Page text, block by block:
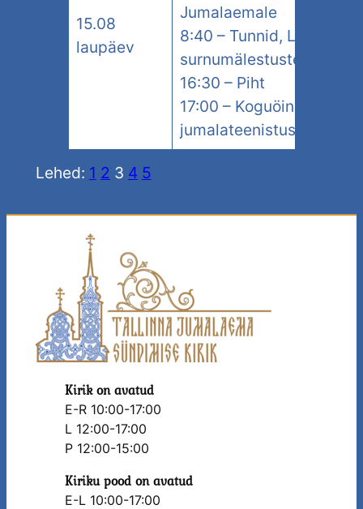
15.08
laupäev
Jumalaemale
8:40 – Tunnid, Liturgia
surnumälestusteenistus
16:30 – Piht
17:00 – Koguöine
jumalateenistus
Lehed: 1 2 3 4 5
Kirik on avatud
E-R 10:00-17:00
L 12:00-17:00
P 12:00-15:00
Kiriku pood on avatud
E-L 10:00-17:00